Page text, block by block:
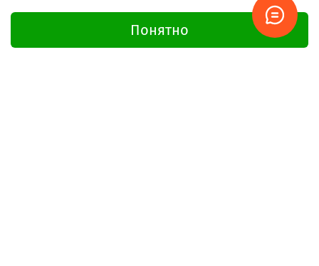
Не нашли нужную запчасть?
Понятно